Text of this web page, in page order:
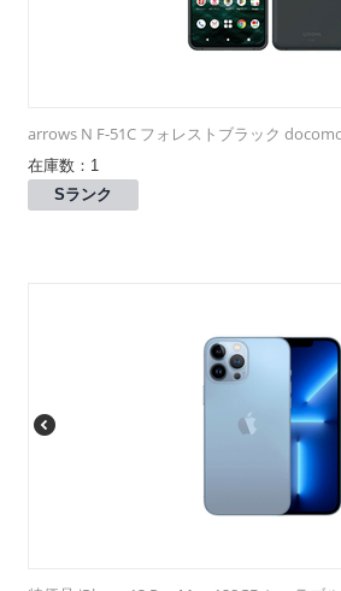
arrows N F-51C フォレストブラック
在庫数：1
Sランク